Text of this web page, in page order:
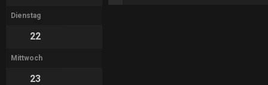
Dienstag
22
Mittwoch
23